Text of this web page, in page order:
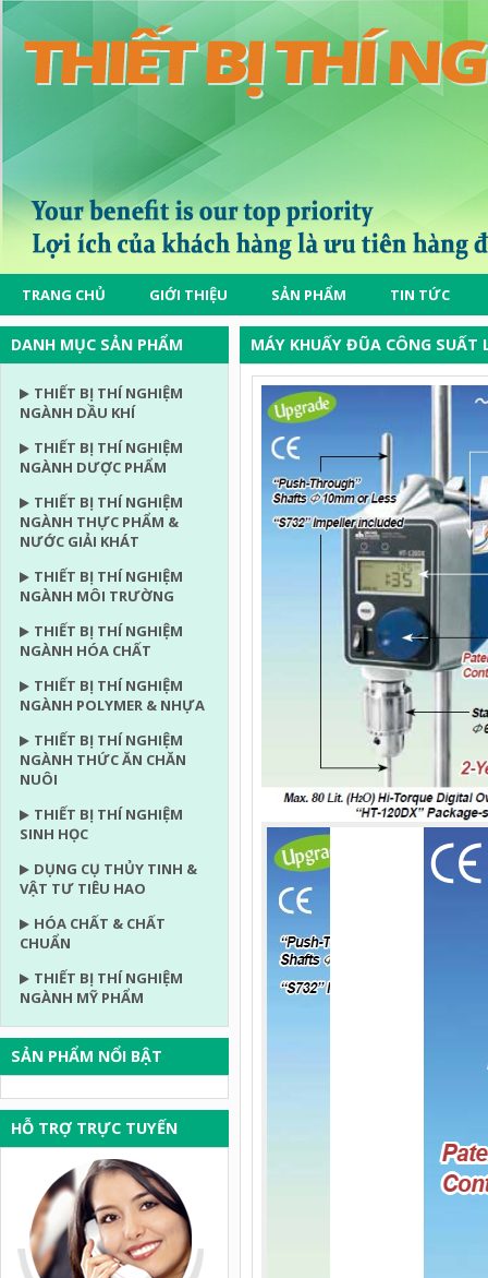
TRANG CHỦ GIỚI THIỆU SẢN PHẨM TIN TỨC
DANH MỤC SẢN PHẨM
THIẾT BỊ THÍ NGHIỆM
NGÀNH DẦU KHÍ
THIẾT BỊ THÍ NGHIỆM
NGÀNH DƯỢC PHẨM
THIẾT BỊ THÍ NGHIỆM
NGÀNH THỰC PHẨM &
NƯỚC GIẢI KHÁT
THIẾT BỊ THÍ NGHIỆM
NGÀNH MÔI TRƯỜNG
THIẾT BỊ THÍ NGHIỆM
NGÀNH HÓA CHẤT
THIẾT BỊ THÍ NGHIỆM
NGÀNH POLYMER & NHỰA
THIẾT BỊ THÍ NGHIỆM
NGÀNH THỨC ĂN CHĂN
NUÔI
THIẾT BỊ THÍ NGHIỆM
SINH HỌC
DỤNG CỤ THỦY TINH &
VẬT TƯ TIÊU HAO
HÓA CHẤT & CHẤT
CHUẨN
THIẾT BỊ THÍ NGHIỆM
NGÀNH MỸ PHẨM
SẢN PHẨM NỔI BẬT
HỖ TRỢ TRỰC TUYẾN
MÁY KHUẤY ĐŨA CÔNG SUẤT